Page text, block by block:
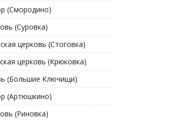
(Смородино)
(Суровка)
церковь (Стоговка)
церковь (Крюковка)
(Большие Ключищи)
(Артюшкино)
(Риновка)